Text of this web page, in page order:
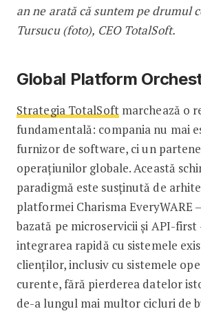
an ne arată că suntem pe drumul
Tursucu (foto), CEO TotalSoft.
Global Platform
Strategia TotalSoftmarchează o
fundamentală: compania nu mai
furnizor de software, ci un
operațiunilor globale. Această
paradigmă este susținută de
platformei Charisma EveryWARE
bazată pe microservicii și API-
integrarea rapidă cu sistemele
clienților, inclusiv cu sistemele
curente, fără pierderea datelor
de-a lungul mai multor cicluri de